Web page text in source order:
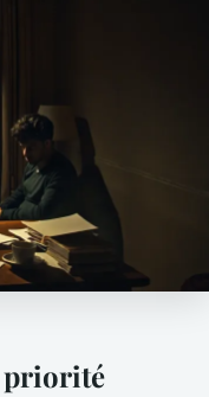
priorité